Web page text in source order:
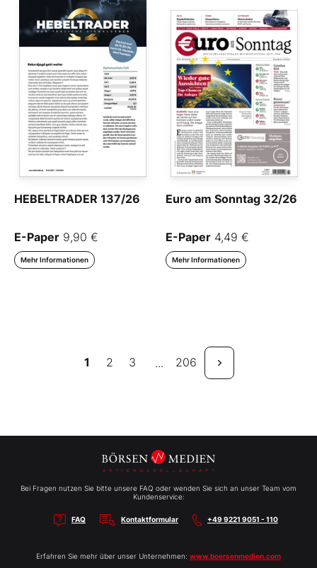
HEBELTRADER 137/26
E-Paper 9,90 €
Mehr Informationen
Euro am Sonntag 32/26
E-Paper 4,49 €
Mehr Informationen
1 2 3 ... 206
Bei Fragen nutzen Sie bitte unsere FAQ oder wenden Sie sich an unser Team vom
Kundenservice:
FAQ Kontaktformular +49 9221 9051 - 110
Erfahren Sie mehr über unser Unternehmen: www.boersenmedien.com